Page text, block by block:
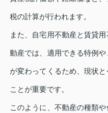
税の計算が行われます。
また、自宅用不動産と賃貸
動産では、適用できる特例
が変わってくるため、現状
ことが重要です。
このように、不動産の種類